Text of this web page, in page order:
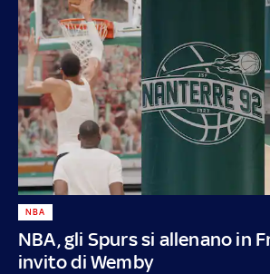
NBA, gli Spurs si allenano in
invito di Wemby
NBA